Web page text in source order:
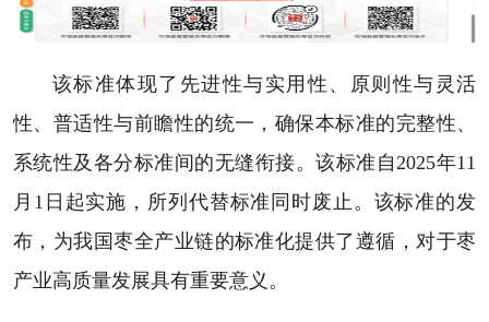
该标准体现了先进性与实用性、原则性与灵活
性、普适性与前瞻性的统一，确保本标准的完整性、
系统性及各分标准间的无缝衔接。该标准自2025年11
月1日起实施，所列代替标准同时废止。该标准的发
布，为我国枣全产业链的标准化提供了遵循，对于枣
产业高质量发展具有重要意义。